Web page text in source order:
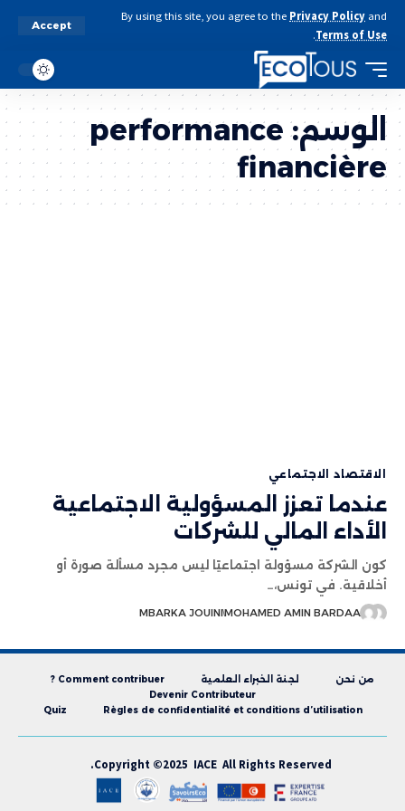
By using this site, you agree to the Privacy Policy and
Terms of Use
.
Accept
الوسم: performance
financière
الاقتصاد الاجتماعي
عندما تعزز المسؤولية الاجتماعية
الأداء المالي للشركات
كون الشركة مسؤولة اجتماعيًا ليس مجرد مسألة صورة أو
أخلاقية. في تونس،…
MOHAMED AMIN BARDAA
MBARKA JOUINI
من نحن لجنة الخبراء العلمية
Comment contribuer ?
Devenir Contributeur
Règles de confidentialité et conditions d’utilisation
Quiz
Copyright ©2025 IACE All Rights Reserved.